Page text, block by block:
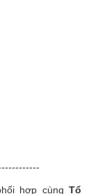
hợp cùngTổ